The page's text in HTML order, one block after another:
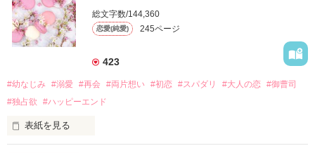
総文字数/144,360
恋愛(純愛) 245ページ
423
#幼なじみ #溺愛 #再会 #両片想い #初恋 #スパダリ #大人の恋 #御曹司
#独占欲
#ハッピーエンド
表紙を見る